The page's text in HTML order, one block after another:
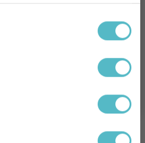
Cover Soft Spring